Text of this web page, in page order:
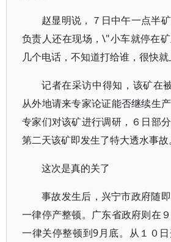
赵显明说，７日中午一点半
负责人还在现场，\"小车就停在
几个电话，不知道打给谁，很快
记者在采访中得知，该矿在
从外地请来专家论证能否继续生
专家们对该矿进行调研，６日部
第二天该矿即发生了特大透水事故。
这次是真的关了
事故发生后，兴宁市政府随
一律停产整顿。广东省政府则在
一律关停整顿到9月底。从１０